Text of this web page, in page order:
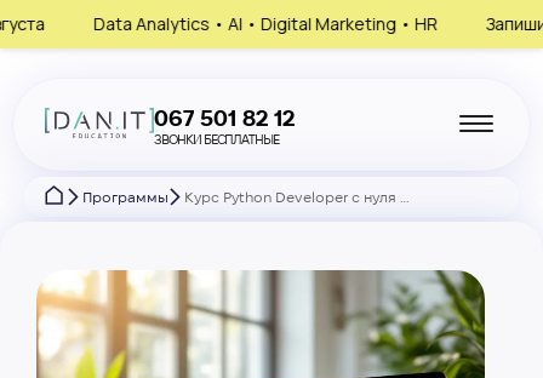
AI • Digital Marketing • HR Запишись на консультацию,
067 501 82 12
ЗВОНКИ БЕСПЛАТНЫЕ
Программы